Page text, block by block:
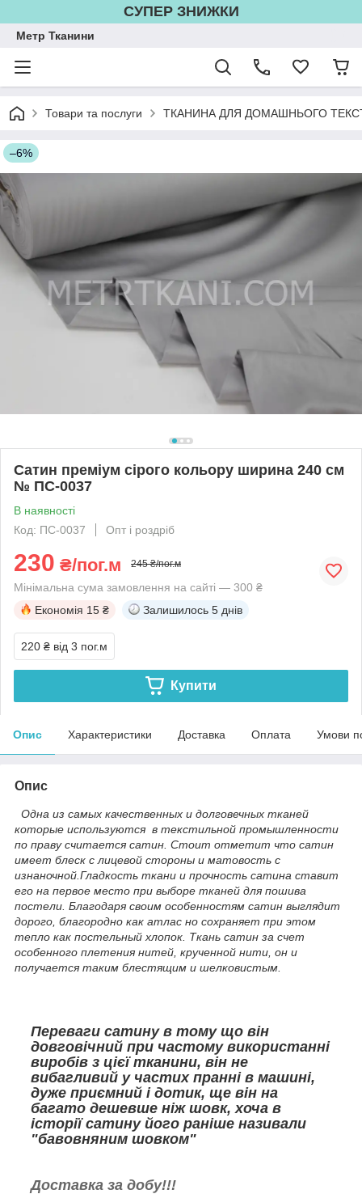
СУПЕР ЗНИЖКИ
Метр Тканини
Товари та послуги ТКАНИНА ДЛЯ ДОМАШНЬОГО
–6%
Сатин преміум сірого кольору ширина 240 см
№ ПС-0037
В наявності
Код: ПС-0037
Опт і роздріб
230 ₴/пог.м 245 ₴/пог.м
Мінімальна сума замовлення на сайті — 300 ₴
Економія 15 ₴ Залишилось 5 днів
220 ₴ від 3 пог.м
Купити
Опис Характеристики Доставка Оплата Умови
Опис
Одна из самых качественных и долговечных тканей
которые используются в текстильной промышленности
по праву считается сатин. Стоит отметит что сатин
имеет блеск с лицевой стороны и матовость с
изнаночной.Гладкость ткани и прочность сатина ставит
его на первое место при выборе тканей для пошива
постели. Благодаря своим особенностям сатин выглядит
дорого, благородно как атлас но сохраняет при этом
тепло как постельный хлопок. Ткань сатин за счет
особенного плетения нитей, крученной нити, он и
получается таким блестящим и шелковистым.
Переваги сатину в тому що він
довговічний при частому використанні
виробів з цієї тканини, він не
вибагливий у частих пранні в машині,
дуже приємний і дотик, ще він на
багато дешевше ніж шовк, хоча в
історії сатину його раніше називали
"бавовняним шовком"
Доставка за добу!!!